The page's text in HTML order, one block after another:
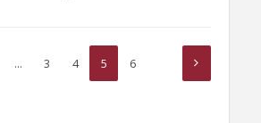
… 3 4 5 6